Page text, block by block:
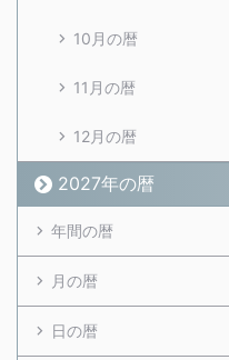
10月の暦
11月の暦
12月の暦
2027年の暦
年間の暦
月の暦
日の暦